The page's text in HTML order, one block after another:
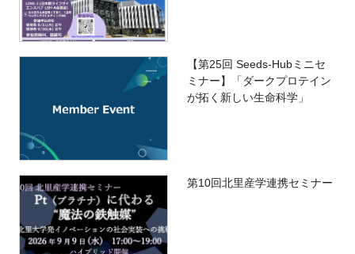
【第25回 Seeds-Hubミニセ
ミナー】「ダークプロテイン
が拓く新しい生命科学」
第10回北里産学連携セミナー